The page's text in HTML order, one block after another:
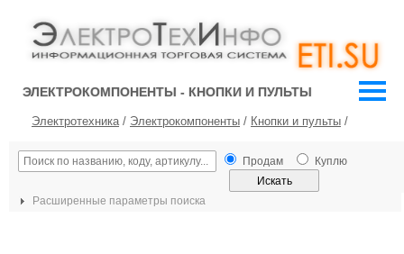
ЭЛЕКТРОКОМПОНЕНТЫ - КНОПКИ И ПУЛЬТЫ
Электротехника/ Электрокомпоненты / Кнопки и пульты /
Продам Куплю
Расширенные параметры поиска